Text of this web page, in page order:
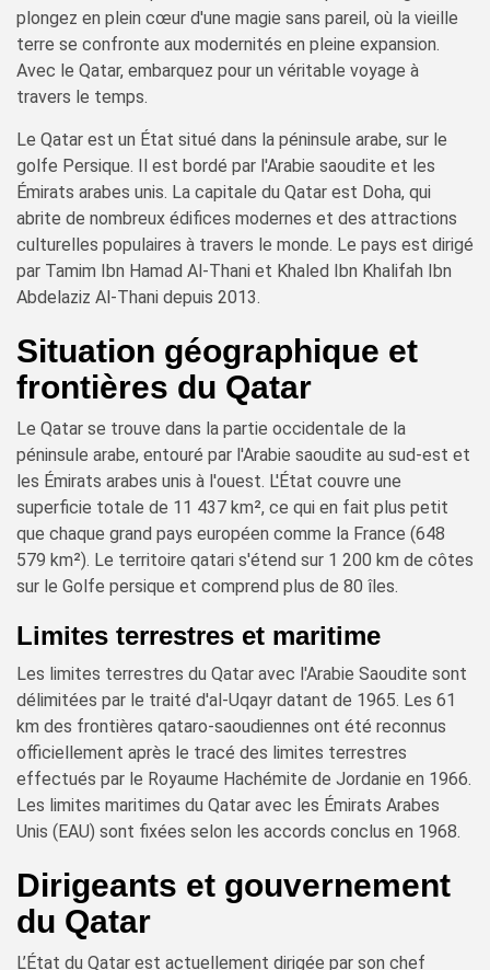
plongez en plein cœur d'une magie sans pareil, où la vieille
terre se confronte aux modernités en pleine expansion.
Avec le Qatar, embarquez pour un véritable voyage à
travers le temps.
Le Qatar est un État situé dans la péninsule arabe, sur le
golfe Persique. Il est bordé par l'Arabie saoudite et les
Émirats arabes unis. La capitale du Qatar est Doha, qui
abrite de nombreux édifices modernes et des attractions
culturelles populaires à travers le monde. Le pays est dirigé
par Tamim Ibn Hamad Al-Thani et Khaled Ibn Khalifah Ibn
Abdelaziz Al-Thani depuis 2013.
Situation géographique et
frontières du Qatar
Le Qatar se trouve dans la partie occidentale de la
péninsule arabe, entouré par l'Arabie saoudite au sud-est et
les Émirats arabes unis à l'ouest. L'État couvre une
superficie totale de 11 437 km², ce qui en fait plus petit
que chaque grand pays européen comme la France (648
579 km²). Le territoire qatari s'étend sur 1 200 km de côtes
sur le Golfe persique et comprend plus de 80 îles.
Limites terrestres et maritime
Les limites terrestres du Qatar avec l'Arabie Saoudite sont
délimitées par le traité d'al-Uqayr datant de 1965. Les 61
km des frontières qataro-saoudiennes ont été reconnus
officiellement après le tracé des limites terrestres
effectués par le Royaume Hachémite de Jordanie en 1966.
Les limites maritimes du Qatar avec les Émirats Arabes
Unis (EAU) sont fixées selon les accords conclus en 1968.
Dirigeants et gouvernement
du Qatar
L’État du Qatar est actuellement dirigée par son chef